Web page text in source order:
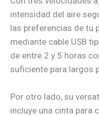
intensidad del aire
las preferencias de tu
mediante cable USB
de entre 2 y 5 horas
suficiente para largos
Por otro lado, su
incluye una cinta para